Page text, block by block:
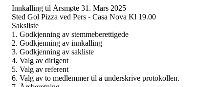
Innkalling til Årsmøte 31. Mars 2025
Sted Gol Pizza ved Pers - Casa Nova Kl 19.00
Saksliste
1. Godkjenning av stemmeberettigede
2. Godkjenning av innkalling
3. Godkjenning av sakliste
4. Valg av dirigent
5. Valg av referent
6. Valg av to medlemmer til å underskrive protokollen.